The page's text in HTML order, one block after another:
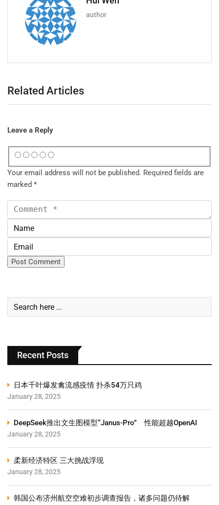
author
Related Articles
Leave a Reply
Your email address will not be published. Required fields are
marked *
Recent Posts
日本千叶爆发禽流感疫情 扑杀54万只鸡
January 28, 2025
DeepSeek推出文生图模型“Janus-Pro” 性能超越OpenAI
January 28, 2025
柔新经济特区 三大挑战浮现
January 28, 2025
韩国公布济州航空空难初步调查报告，诸多问题仍待解